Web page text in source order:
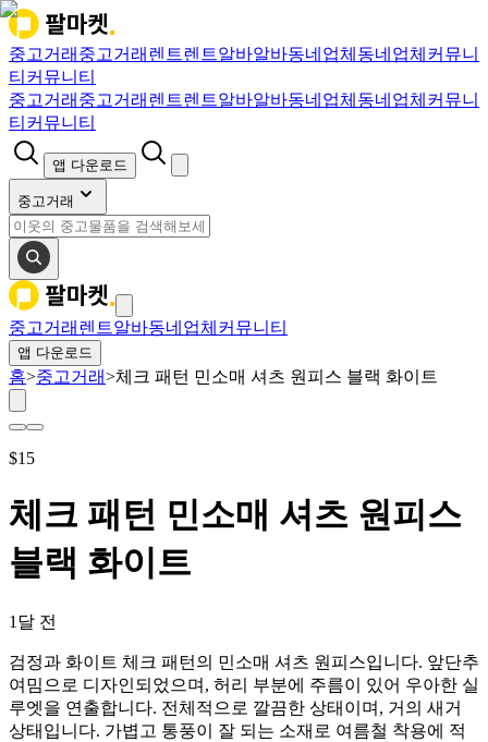
중고거래 중고거래 렌트렌트알바알바동네업체 동네업체 커뮤니
티 커뮤니티
중고거래 중고거래 렌트렌트알바알바동네업체 동네업체 커뮤니
티 커뮤니티
앱 다운로드
중고거래
중고거래 렌트알바동네업체 커뮤니티
앱 다운로드
홈>중고거래>체크 패턴 민소매 셔츠 원피스 블랙 화이트
$15
체크 패턴 민소매 셔츠 원피스
블랙 화이트
1달 전
검정과 화이트 체크 패턴의 민소매 셔츠 원피스입니다. 앞단추
여밈으로 디자인되었으며, 허리 부분에 주름이 있어 우아한 실
루엣을 연출합니다. 전체적으로 깔끔한 상태이며, 거의 새거
상태입니다. 가볍고 통풍이 잘 되는 소재로 여름철 착용에 적